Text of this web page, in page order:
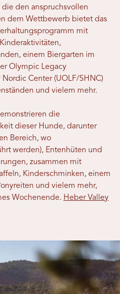
den anspruchsvollen
dem Wettbewerb bietet das
mit
einem Biergarten im
Olympic Legacy
Center (UOLF/SHNC)
und vielem mehr.
die
dieser Hunde, darunter
Bereich, wo
werden), Entenhüten und
zusammen mit
Kinderschminken, einem
und vielem mehr,
Wochenende. Heber Valley